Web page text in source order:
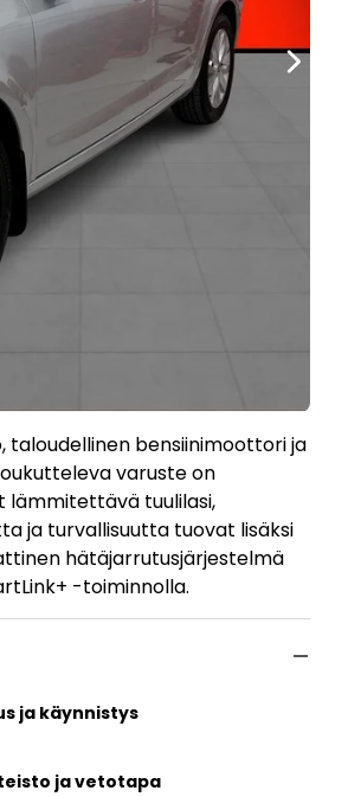
taloudellinen bensiinimoottori ja
varuste on
lämmitettävä tuulilasi,
ja turvallisuutta tuovat lisäksi
hätäjarrutusjärjestelmä
-toiminnolla.
ja käynnistys
ja vetotapa